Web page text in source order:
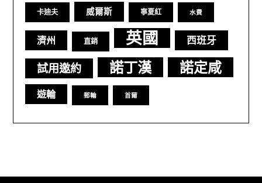
卡迪夫 威爾斯 寧夏紅 水費
濟州 直銷 英國 西班牙
試用邀約 諾丁漢 諾定咸
遊輪 郵輪 首爾